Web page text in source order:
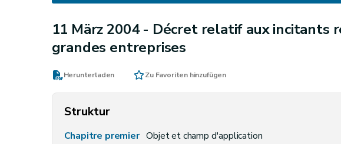
11 März 2004 - Décret relatif aux incitants
grandes entreprises
Herunterladen Zu Favoriten hinzufügen
Struktur
Chapitre premier Objet et champ d'application